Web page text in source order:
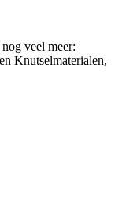
veel meer:
Knutselmaterialen,